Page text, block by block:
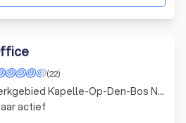
(22)
Werkgebied Kapelle-Op-Den-Bos Nieuwenrode
actief